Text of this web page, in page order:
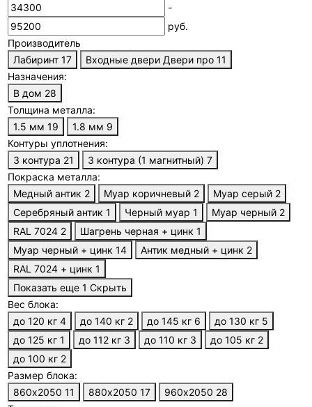
-
руб.
Производитель
Лабиринт 17 Входные двери Двери про 11
Назначения:
В дом 28
Толщина металла:
1.5 мм 19 1.8 мм 9
Контуры уплотнения:
3 контура 21 3 контура (1 магнитный) 7
Покраска металла:
Медный антик 2 Муар коричневый 2 Муар серый 2
Серебряный антик 1 Черный муар 1 Муар черный 2
RAL 7024 2 Шагрень черная + цинк 1
Муар черный + цинк 14 Антик медный + цинк 2
RAL 7024 + цинк 1
Показать еще 1 Скрыть
Вес блока:
до 120 кг 4 до 140 кг 2 до 145 кг 6 до 130 кг 5
до 125 кг 1 до 112 кг 3 до 110 кг 3 до 105 кг 2
до 100 кг 2
Размер блока:
860х2050 11 880х2050 17 960х2050 28